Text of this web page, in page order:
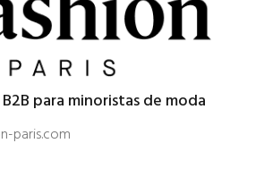
para minoristas de moda
paris.com